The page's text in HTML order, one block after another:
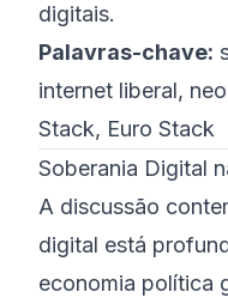
digitais.
Palavras-chave:
internet liberal,
Stack, Euro Stack
Soberania Digital
A discussão
digital está
economia política